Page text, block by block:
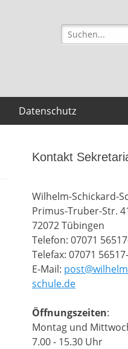
Datenschutz
Kontakt
Wilhelm-Schickard-
Primus-Truber-Str.
72072 Tübingen
Telefon: 07071
Telefax: 07071
E-Mail:
schule.de
Öffnungszeiten:
Montag und
7.00 - 15.30 Uhr